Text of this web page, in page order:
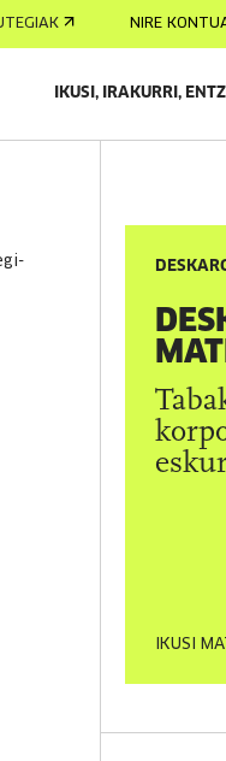
NIRE
IKUSI, IRAKURRI,
IKUSI